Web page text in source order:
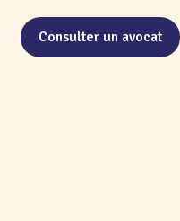
Consulter un avocat